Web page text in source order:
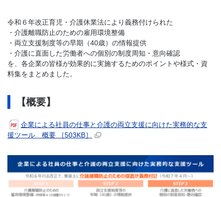
令和６年改正育児・介護休業法により義務付けられた
・介護離職防止のための雇用環境整備
・両立支援制度等の早期（40歳）の情報提供
・介護に直面した労働者への個別の制度周知・意向確認
を、各企業の皆様が効果的に実施するためのポイントや様式・資
料集をまとめました。
【概要】
企業による社員の仕事と介護の両立支援に向けた実務的な支
援ツール 概要 ［503KB］